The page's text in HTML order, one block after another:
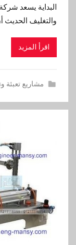
البداية يسعد
والتغليف الحديث
اقرأ المزيد
مشاريع تعبئة